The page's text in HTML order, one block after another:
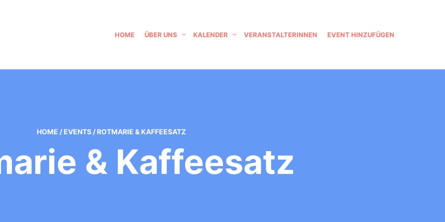
HOME ÜBER UNS KALENDER VERANSTALTERINNEN EVENT HINZUFÜGEN
HOME / EVENTS / ROTMARIE & KAFFEESATZ
& Kaffeesatz